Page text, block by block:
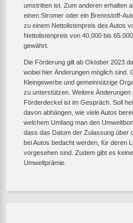
umstritten ist. Zum anderen erhalten
einen Stromer oder ein Brennstoff-
zu einem Nettolistenpreis des Autos
Nettolistenpreis von 40.000 bis
gewährt.
Die Förderung gilt ab Oktober 2023
wobei hier Änderungen möglich sind.
Kleingewerbe und gemeinnützige
zu unterstützen. Weitere
Förderdeckel ist im Gespräch. Soll
davon abhängen, wie viele Autos
welchem Umfang man den
dass das Datum der Zulassung über
bei Autos bedacht werden, für deren
vorgesehen sind. Zudem gibt es
Umweltprämie.